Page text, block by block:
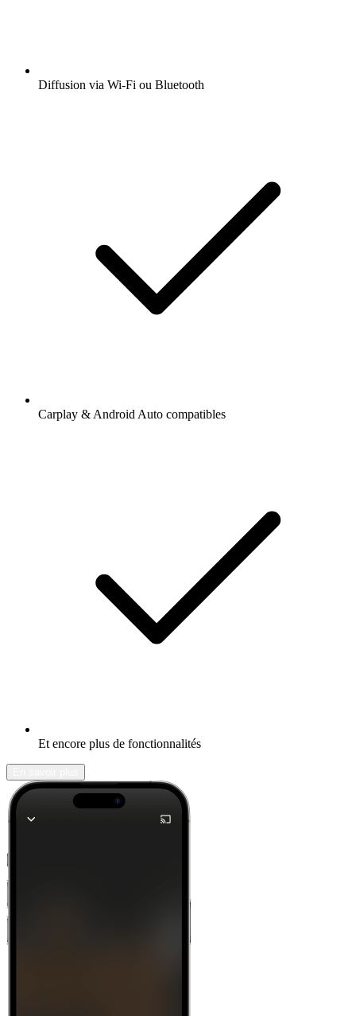
Diffusion via Wi-Fi ou Bluetooth
Carplay & Android Auto compatibles
Et encore plus de fonctionnalités